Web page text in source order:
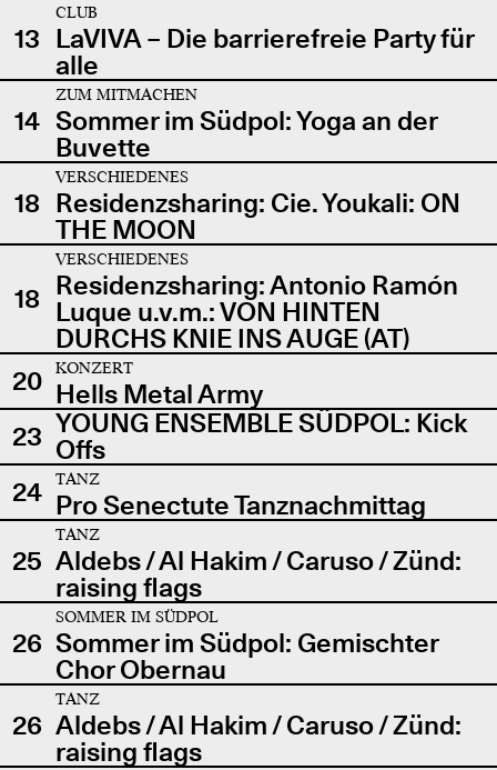
13
CLUB
LaVIVA – Die barrierefreie Party für
alle
14
ZUM MITMACHEN
Sommer im Südpol: Yoga an der
Buvette
18
VERSCHIEDENES
Residenzsharing: Cie. Youkali: ON
THE MOON
18
VERSCHIEDENES
Residenzsharing: Antonio Ramón
Luque u.v.m.: VON HINTEN
DURCHS KNIE INS AUGE (AT)
20
KONZERT
Hells Metal Army
23 YOUNG ENSEMBLE SÜDPOL: Kick
Offs
24
TANZ
Pro Senectute Tanznachmittag
25
TANZ
Aldebs / Al Hakim / Caruso / Zünd:
raising flags
26
SOMMER IM SÜDPOL
Sommer im Südpol: Gemischter
Chor Obernau
26
TANZ
Aldebs / Al Hakim / Caruso / Zünd:
raising flags